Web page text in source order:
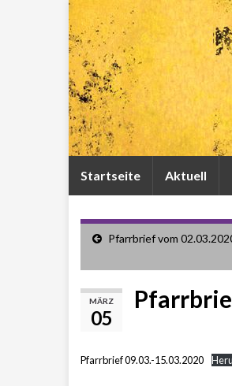
Startseite Aktuell
Pfarrbrief vom
MÄRZ
05
Pfarrbrief 09.03.-15.03.2020